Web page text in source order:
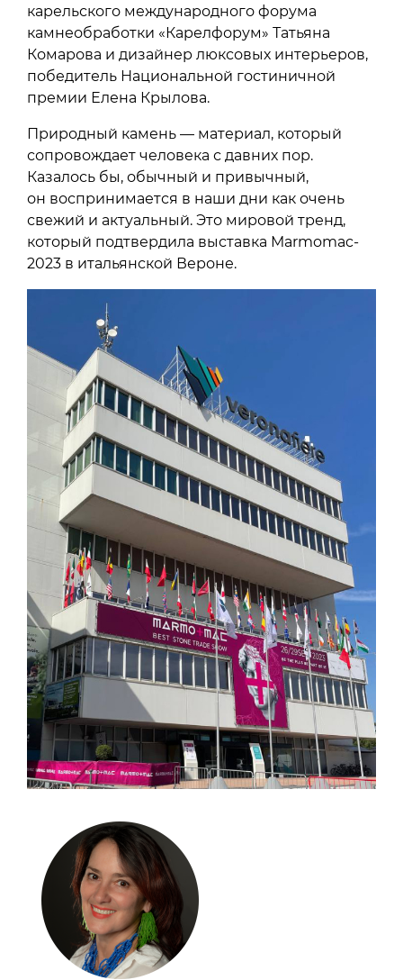
карельского международного форума
камнеобработки «Карелфорум» Татьяна
Комарова и дизайнер люксовых интерьеров,
победитель Национальной гостиничной
премии Елена Крылова.
Природный камень — материал, который
сопровождает человека с давних пор.
Казалось бы, обычный и привычный,
он воспринимается в наши дни как очень
свежий и актуальный. Это мировой тренд,
который подтвердила выставка Marmomac-
2023 в итальянской Вероне.